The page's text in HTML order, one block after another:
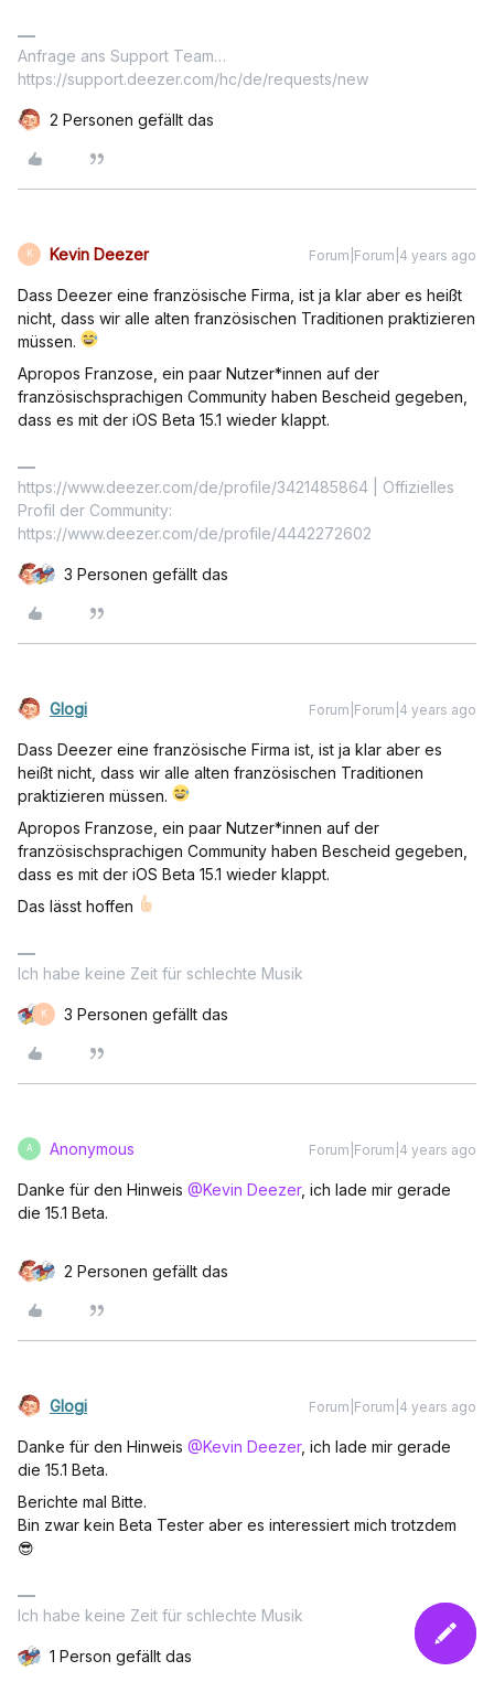
Anfrage ans Support Team…
https://support.deezer.com/hc/de/requests/new
2 Personen gefällt das
K Kevin Deezer Forum|Forum|4 years ago
Dass Deezer eine französische Firma, ist ja klar aber es heißt
nicht, dass wir alle alten französischen Traditionen praktizieren
müssen.
Apropos Franzose, ein paar Nutzer*innen auf der
französischsprachigen Community haben Bescheid gegeben,
dass es mit der iOS Beta 15.1 wieder klappt.
https://www.deezer.com/de/profile/3421485864 | Offizielles
Profil der Community:
https://www.deezer.com/de/profile/4442272602
3 Personen gefällt das
Glogi Forum|Forum|4 years ago
Dass Deezer eine französische Firma ist, ist ja klar aber es
heißt nicht, dass wir alle alten französischen Traditionen
praktizieren müssen.
Apropos Franzose, ein paar Nutzer*innen auf der
französischsprachigen Community haben Bescheid gegeben,
dass es mit der iOS Beta 15.1 wieder klappt.
Das lässt hoffen
Ich habe keine Zeit für schlechte Musik
K 3 Personen gefällt das
A Anonymous Forum|Forum|4 years ago
Danke für den Hinweis @Kevin Deezer, ich lade mir gerade
die 15.1 Beta.
2 Personen gefällt das
Glogi Forum|Forum|4 years ago
Danke für den Hinweis @Kevin Deezer, ich lade mir gerade
die 15.1 Beta.
Berichte mal Bitte.
Bin zwar kein Beta Tester aber es interessiert mich trotzdem
😎
Ich habe keine Zeit für schlechte Musik
1 Person gefällt das